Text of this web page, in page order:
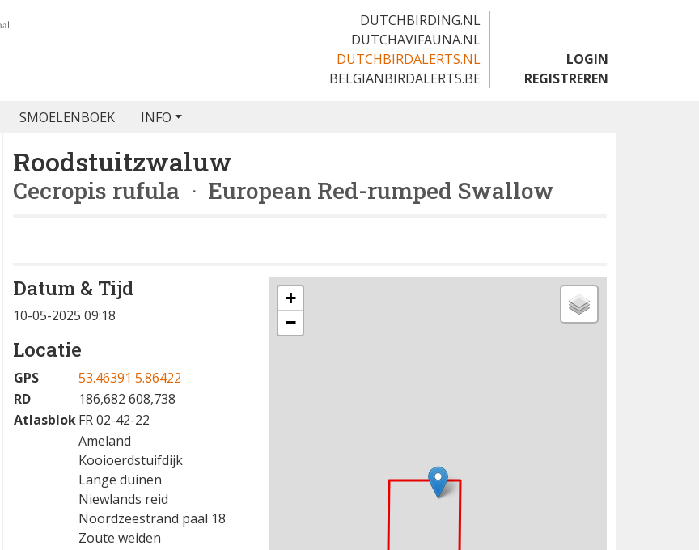
DUTCHBIRDING.NL
DUTCHAVIFAUNA.NL
DUTCHBIRDALERTS.NL
BELGIANBIRDALERTS.BE
LOGIN
REGISTREREN
SMOELENBOEK INFO
Roodstuitzwaluw
Cecropis rufula · European Red-rumped Swallow
Datum & Tijd
10-05-2025 09:18
Locatie
GPS
53.46391 5.86422
RD
186,682 608,738
AtlasblokFR 02-42-22
Ameland
Kooioerdstuifdijk
Lange duinen
Niewlands reid
Noordzeestrand paal 18
Zoute weiden
+
−